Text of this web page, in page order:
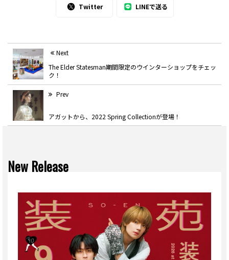
Twitter LINEで送る
Next
The Elder Statesman期間限定のウインターショップをチェッ
ク！
Prev
アガットから、2022 Spring Collectionが登場！
New Release